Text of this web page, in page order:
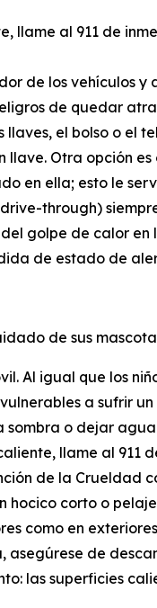
llame al 911 de
de los vehículos
de quedar
el bolso o el
Otra opción
en ella; esto le
through)
golpe de calor
de estado de
de sus
Al igual que los
a sufrir
sombra o dejar
llame al 911
de la Crueldad
corto o
como en
de
las superficies